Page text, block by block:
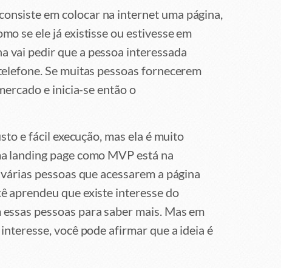
em colocar na internet uma página,
se ele já existisse ou estivesse em
vai pedir que a pessoa interessada
Se muitas pessoas fornecerem
e inicia-se então o
e fácil execução, mas ela é muito
landing page como MVP está na
pessoas que acessarem a página
aprendeu que existe interesse do
pessoas para saber mais. Mas em
você pode afirmar que a ideia é